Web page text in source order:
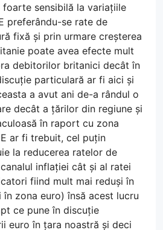
foarte sensibilă la variațiile
preferându-se rate de
fixă și prin urmare creșterea
poate avea efecte mult
debitorilor britanici decât în
particulară ar fi aici și
a avut ani de-a rândul o
decât a țărilor din regiune și
în raport cu zona
ar fi trebuit, cel puțin
la reducerea ratelor de
inflației cât și al ratei
fiind mult mai reduși în
în zona euro) însă acest lucru
ce pune în discuție
euro în țara noastră și deci